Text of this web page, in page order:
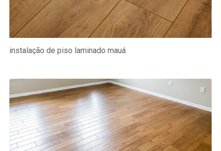
instalação de piso laminado mauá